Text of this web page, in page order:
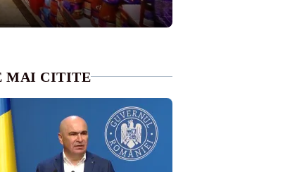
MAI CITITE